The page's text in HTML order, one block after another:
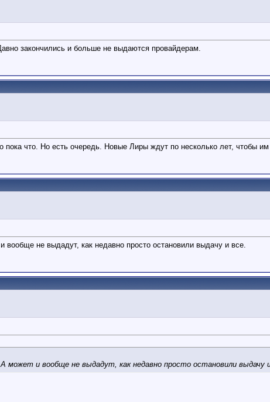
закончились и больше не выдаются провайдерам.
что. Но есть очередь. Новые Лиры ждут по несколько лет, чтобы
не выдадут, как недавно просто остановили выдачу и все.
и вообще не выдадут, как недавно просто остановили выдачу